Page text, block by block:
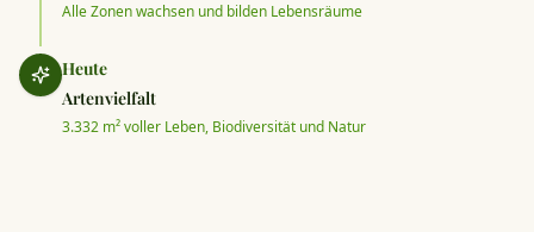
Alle Zonen wachsen und bilden Lebensräume
Heute
Artenvielfalt
3.332 m² voller Leben, Biodiversität und Natur